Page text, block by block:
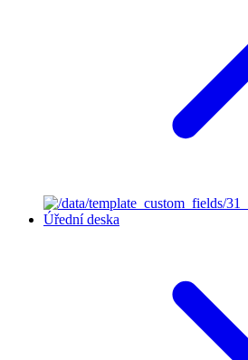
Úřední deska